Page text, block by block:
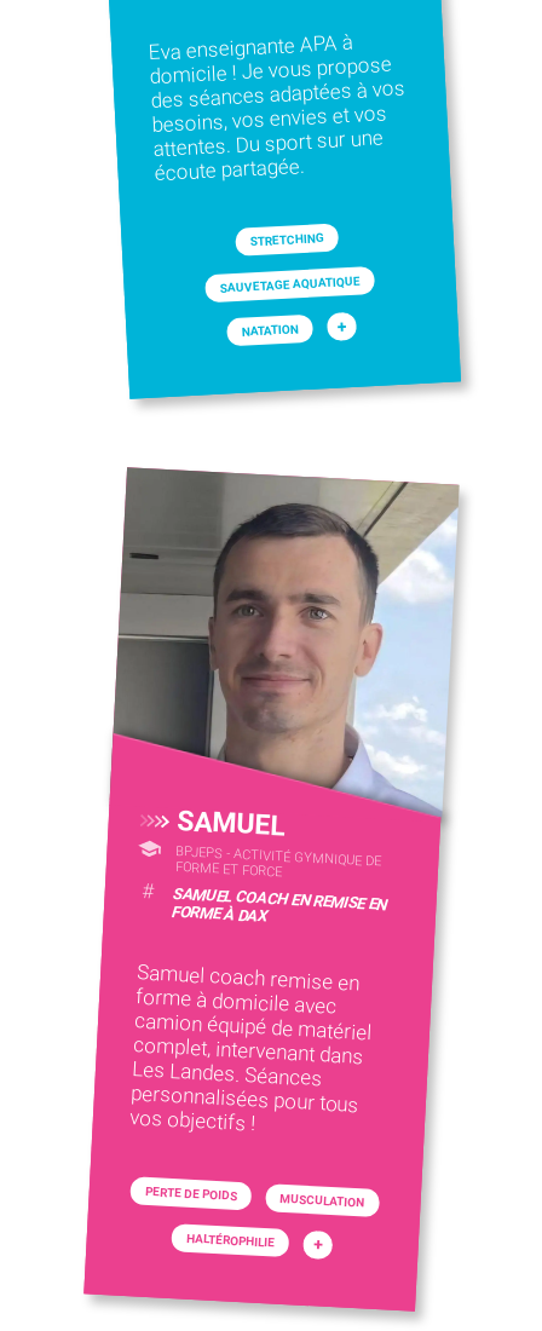
Eva enseignante APA à
domicile ! Je vous propose
des séances adaptées à vos
besoins, vos envies et vos
attentes. Du sport sur une
écoute partagée.
STRETCHING
SAUVETAGE AQUATIQUE
NATATION +
SAMUEL
BPJEPS - ACTIVITÉ GYMNIQUE DE
FORME ET FORCE
# SAMUEL COACH EN REMISE EN
FORME À DAX
Samuel coach remise en
forme à domicile avec
camion équipé de matériel
complet, intervenant dans
Les Landes. Séances
personnalisées pour tous
vos objectifs !
PERTE DE POIDS MUSCULATION
HALTÉROPHILIE +